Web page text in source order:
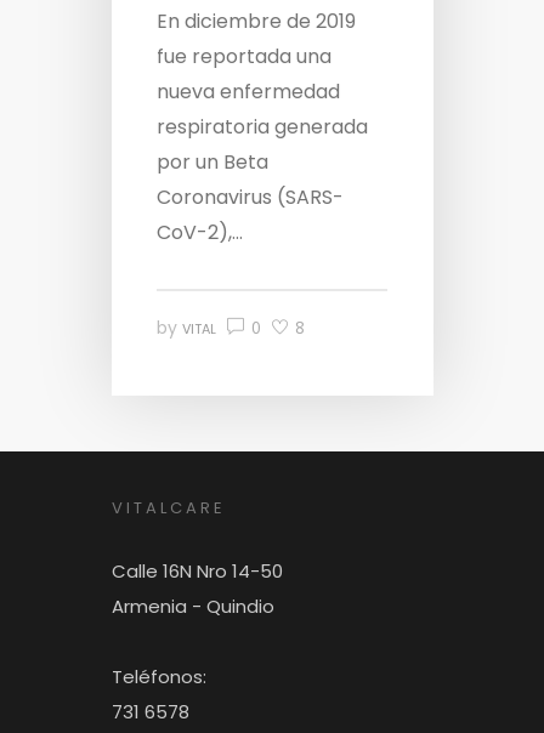
En diciembre de 2019
fue reportada una
nueva enfermedad
respiratoria generada
por un Beta
Coronavirus (SARS-
CoV-2),...
by VITAL 0 8
VITALCARE
Calle 16N Nro 14-50
Armenia - Quindio
Teléfonos:
731 6578